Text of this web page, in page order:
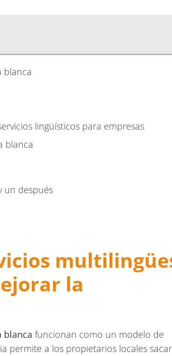
blanca
lingüísticos para empresas
blanca
un después
la
blanca funcionan como un modelo de
permite a los propietarios locales sacar